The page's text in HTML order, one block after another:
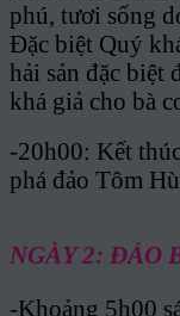
phú, tươi sống
Đặc biệt Quý
hải sản đặc biệt
khá giả cho bà
-20h00: Kết
phá đảo Tôm
NGÀY 2: ĐẢO
-Khoảng 5h00